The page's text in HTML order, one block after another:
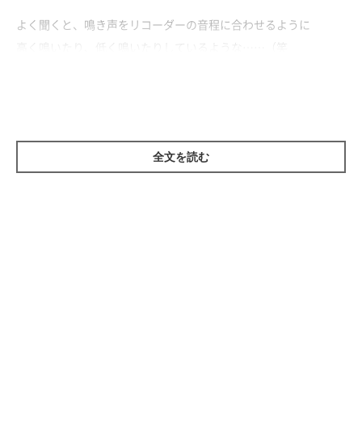
よく聞くと、鳴き声をリコーダーの音程に合わせるように
全文を読む